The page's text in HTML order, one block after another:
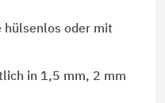
hülsenlos oder mit
in 1,5 mm, 2 mm